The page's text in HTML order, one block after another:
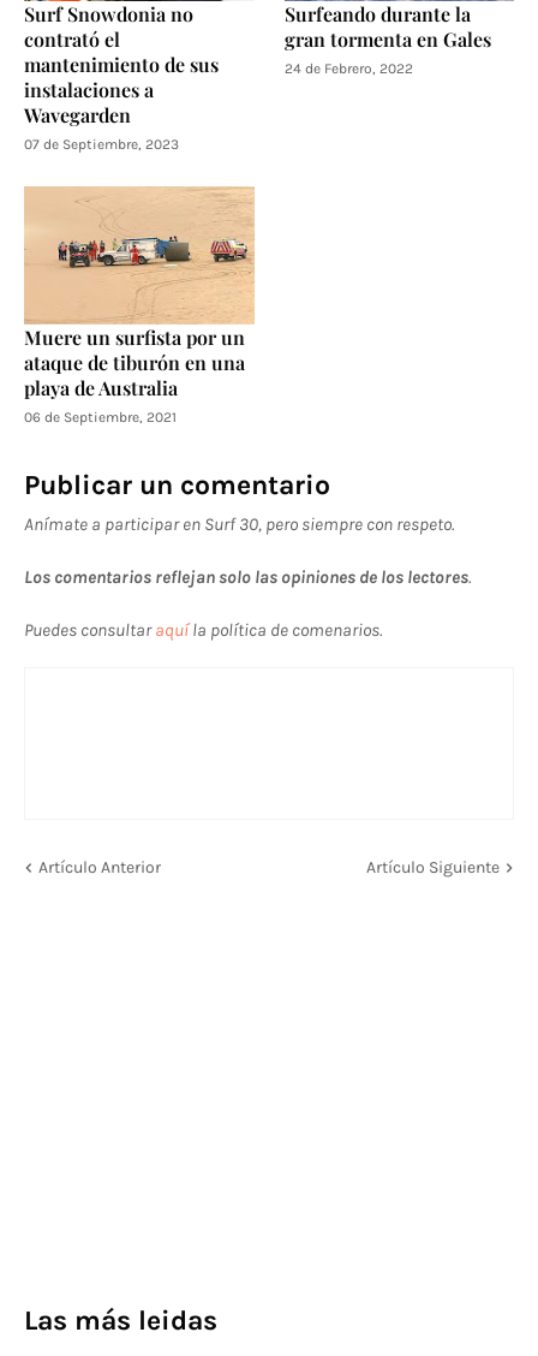
Surf Snowdonia no
contrató el
mantenimiento de sus
instalaciones a
Wavegarden
07 de Septiembre, 2023
Surfeando durante la
gran tormenta en Gales
24 de Febrero, 2022
Muere un surfista por un
ataque de tiburón en una
playa de Australia
06 de Septiembre, 2021
Publicar un comentario
Anímate a participar en Surf 30, pero siempre con respeto.
Los comentarios reflejan solo las opiniones de los lectores.
Puedes consultaraquíla política de comenarios.
Artículo Anterior Artículo Siguiente
Las más leidas